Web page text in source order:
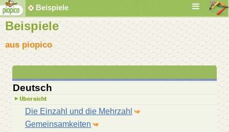
Beispiele
aus piopico
Deutsch
Die Einzahl und die Mehrzahl
Gemeinsamkeiten
Beispiele